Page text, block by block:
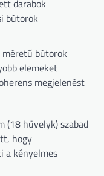
darabok
bútorok
bútorok
elemeket
megjelenést
(18 hüvelyk) szabad
hogy
a kényelmes